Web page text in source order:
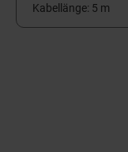
Kabellänge: 5 m